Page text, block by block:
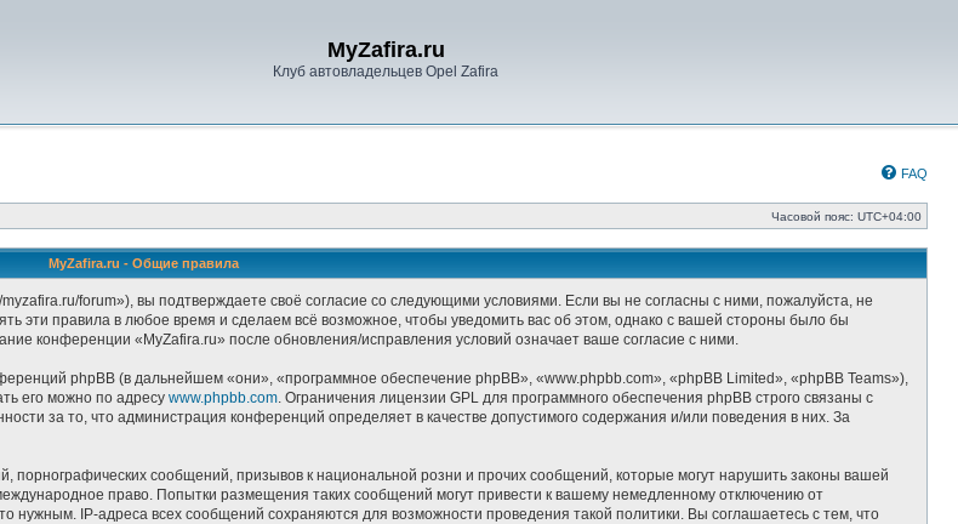
MyZafira.ru
Клуб автовладельцев Opel Zafira
FAQ
Часовой пояс: UTC+04:00
MyZafira.ru - Общие правила
forum»), вы подтверждаете своё согласие со следующими условиями. Если вы не согласны с ними, пожалуйста, не
эти правила в любое время и сделаем всё возможное, чтобы уведомить вас об этом, однако с вашей стороны было бы
конференции «MyZafira.ru» после обновления/исправления условий означает ваше согласие с ними.
phpBB (в дальнейшем «они», «программное обеспечение phpBB», «www.phpbb.com», «phpBB Limited», «phpBB Teams»),
его можно по адресу www.phpbb.com. Ограничения лицензии GPL для программного обеспечения phpBB строго связаны с
за то, что администрация конференций определяет в качестве допустимого содержания и/или поведения в них. За
порнографических сообщений, призывов к национальной розни и прочих сообщений, которые могут нарушить законы вашей
право. Попытки размещения таких сообщений могут привести к вашему немедленному отключению от
нужным. IP-адреса всех сообщений сохраняются для возможности проведения такой политики. Вы соглашаетесь с тем, что